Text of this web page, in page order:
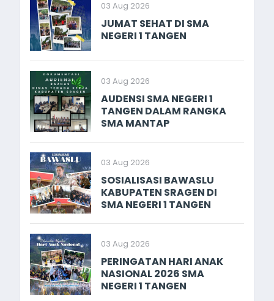
03 Aug 2026
JUMAT SEHAT DI SMA
NEGERI 1 TANGEN
03 Aug 2026
AUDENSI SMA NEGERI 1
TANGEN DALAM RANGKA
SMA MANTAP
03 Aug 2026
SOSIALISASI BAWASLU
KABUPATEN SRAGEN DI
SMA NEGERI 1 TANGEN
03 Aug 2026
PERINGATAN HARI ANAK
NASIONAL 2026 SMA
NEGERI 1 TANGEN